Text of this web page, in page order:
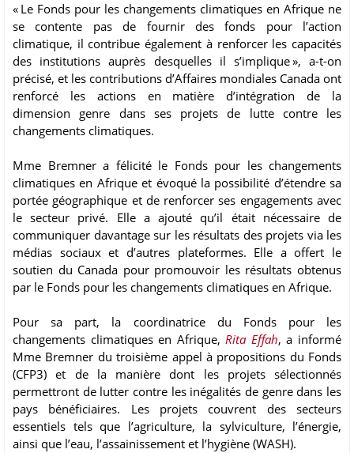
« Le Fonds pour les changements climatiques en Afrique ne
se contente pas de fournir des fonds pour l’action
climatique, il contribue également à renforcer les capacités
des institutions auprès desquelles il s’implique », a-t-on
précisé, et les contributions d’Affaires mondiales Canada ont
renforcé les actions en matière d’intégration de la
dimension genre dans ses projets de lutte contre les
changements climatiques.
Mme Bremner a félicité le Fonds pour les changements
climatiques en Afrique et évoqué la possibilité d’étendre sa
portée géographique et de renforcer ses engagements avec
le secteur privé. Elle a ajouté qu’il était nécessaire de
communiquer davantage sur les résultats des projets via les
médias sociaux et d’autres plateformes. Elle a offert le
soutien du Canada pour promouvoir les résultats obtenus
par le Fonds pour les changements climatiques en Afrique.
Pour sa part, la coordinatrice du Fonds pour les
changements climatiques en Afrique,Rita Effah, a informé
Mme Bremner du troisième appel à propositions du Fonds
(CFP3) et de la manière dont les projets sélectionnés
permettront de lutter contre les inégalités de genre dans les
pays bénéficiaires. Les projets couvrent des secteurs
essentiels tels que l’agriculture, la sylviculture, l’énergie,
ainsi que l’eau, l’assainissement et l’hygiène (WASH).